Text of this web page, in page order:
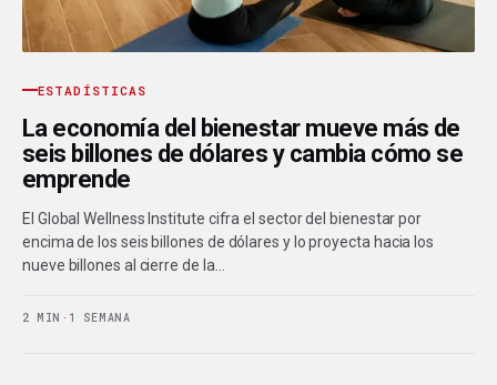
ESTADÍSTICAS
La economía del bienestar mueve más de
seis billones de dólares y cambia cómo se
emprende
El Global Wellness Institute cifra el sector del bienestar por
encima de los seis billones de dólares y lo proyecta hacia los
nueve billones al cierre de la…
2 MIN · 1 SEMANA